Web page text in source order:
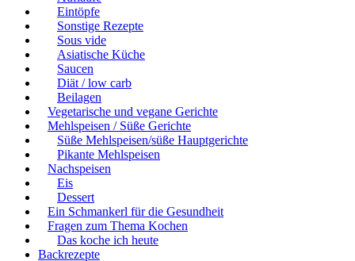
Eintöpfe
Sonstige Rezepte
Sous vide
Asiatische Küche
Saucen
Diät / low carb
Beilagen
Vegetarische und vegane Gerichte
Mehlspeisen / Süße Gerichte
Süße Mehlspeisen/süße Hauptgerichte
Pikante Mehlspeisen
Nachspeisen
Eis
Dessert
Ein Schmankerl für die Gesundheit
Fragen zum Thema Kochen
Das koche ich heute
Backrezepte